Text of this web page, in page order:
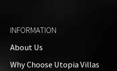
INFORMATION
About Us
Why Choose Utopia Villas